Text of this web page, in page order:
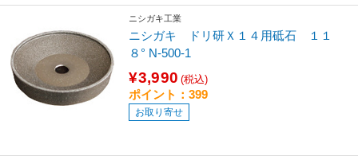
ニシガキ工業
ニシガキ ドリ研Ｘ１４用砥石 １１
８° N-500-1
¥3,990 (税込)
ポイント：399
お取り寄せ